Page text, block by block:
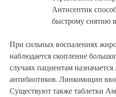
Антисептик
быстрому снятию
При сильных воспалениях
наблюдается скопление
случаях пациентам
антибиотиков. Линкомицин
Существуют также таблетки